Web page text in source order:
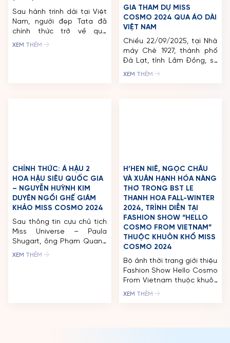
“NỮ HOÀNG GIẢI TRÍ” HỒ
mặt của “nữ hoàng giải trí”
Hồ Ngọc Hà hứa hẹn […]
DÀN GIÁM KHẢO QUỐC TẾ
PAULA SHUGART,
GEORGE CHIEN CHÍNH
– Harnaaz Sandhu, Chủ
tịch KC Global Media –
George Chien và nguyên
thứ trưởng Bộ Ngoại giao
Việt Nam – Phạm Quang
Vinh đã đáp chuyến bay tới
Cảng hàng không quốc tế
Tân Sơn […]
BỘ TRƯỞNG BỘ DU LỊCH
“BEST OF VIETNAM
EXHIBITION – AO DAI
SHOW” CỦA MISS COSMO
TƯỢNG VĂN HOÁ, KIẾN
COSMO 2024 QUA ÁO DÀI